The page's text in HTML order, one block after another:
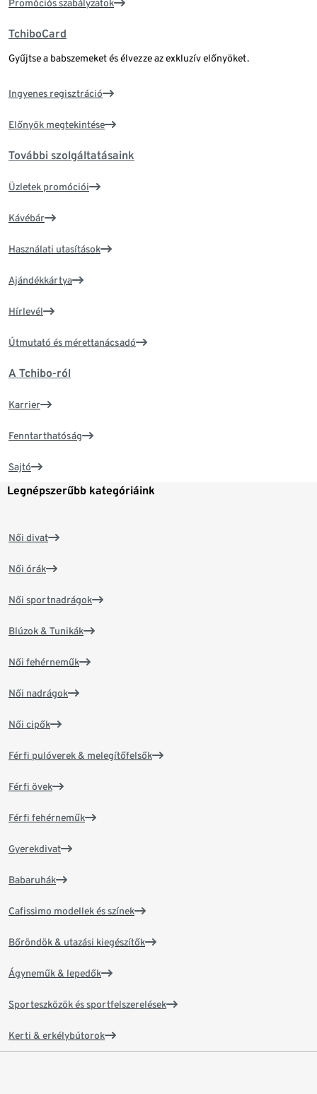
Promóciós szabályzatok
TchiboCard
Gyűjtse a babszemeket és élvezze az exkluzív előnyöket.
Ingyenes regisztráció
Előnyök megtekintése
További szolgáltatásaink
Üzletek promóciói
Kávébár
Használati utasítások
Ajándékkártya
Hírlevél
Útmutató és mérettanácsadó
A Tchibo-ról
Karrier
Fenntarthatóság
Sajtó
Legnépszerűbb kategóriáink
Női divat
Női órák
Női sportnadrágok
Blúzok & Tunikák
Női fehérneműk
Női nadrágok
Női cipők
Férfi pulóverek & melegítőfelsők
Férfi övek
Férfi fehérneműk
Gyerekdivat
Babaruhák
Cafissimo modellek és színek
Bőröndök & utazási kiegészítők
Ágyneműk & lepedők
Sporteszközök és sportfelszerelések
Kerti & erkélybútorok